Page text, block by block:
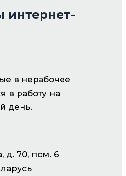
интернет-
в нерабочее
в работу на
день.
д. 70, пом. 6